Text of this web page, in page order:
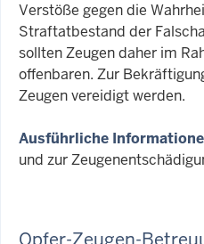
Verstöße gegen die
Straftatbestand der
sollten Zeugen daher im
offenbaren. Zur
Zeugen vereidigt werden.
Ausführliche
und zur